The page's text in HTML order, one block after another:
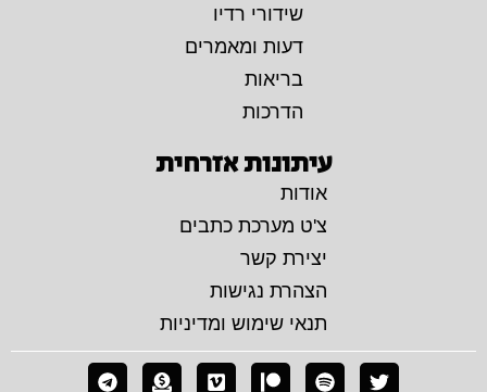
שידורי רדיו
דעות ומאמרים
בריאות
הדרכות
עיתונות אזרחית
אודות
צ'ט מערכת כתבים
יצירת קשר
הצהרת נגישות
תנאי שימוש ומדיניות